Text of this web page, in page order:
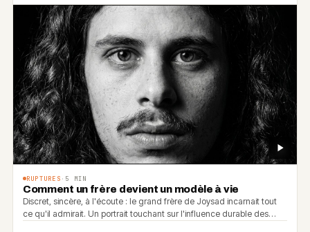
RUPTURES · 5 MIN
Comment un frère devient un modèle à vie
Discret, sincère, à l'écoute : le grand frère de Joysad incarnait tout
ce qu'il admirait. Un portrait touchant sur l'influence durable des